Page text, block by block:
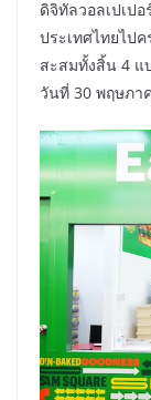
ดิจิทัลวอลเปเป
ประเทศไทยไป
สะสมทั้งสิ้น 4 แ
วันที่ 30 พฤษภา